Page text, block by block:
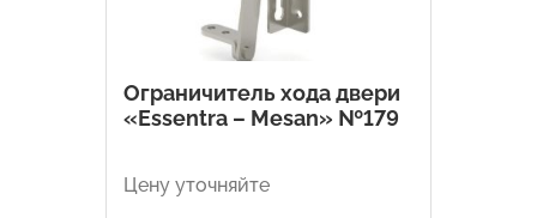
Ограничитель хода двери
«Essentra – Mesan» №179
Цену уточняйте